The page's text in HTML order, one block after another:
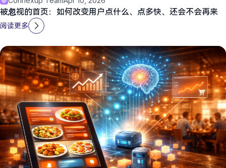
被忽视的首页：如何改变用户点什么、点多快、还会不会再来
阅读更多